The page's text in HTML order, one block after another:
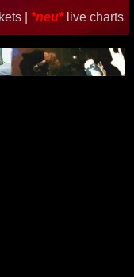
| *neu* live charts